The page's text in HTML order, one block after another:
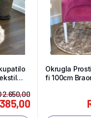
2.650,00
Okrugla
fi 100cm